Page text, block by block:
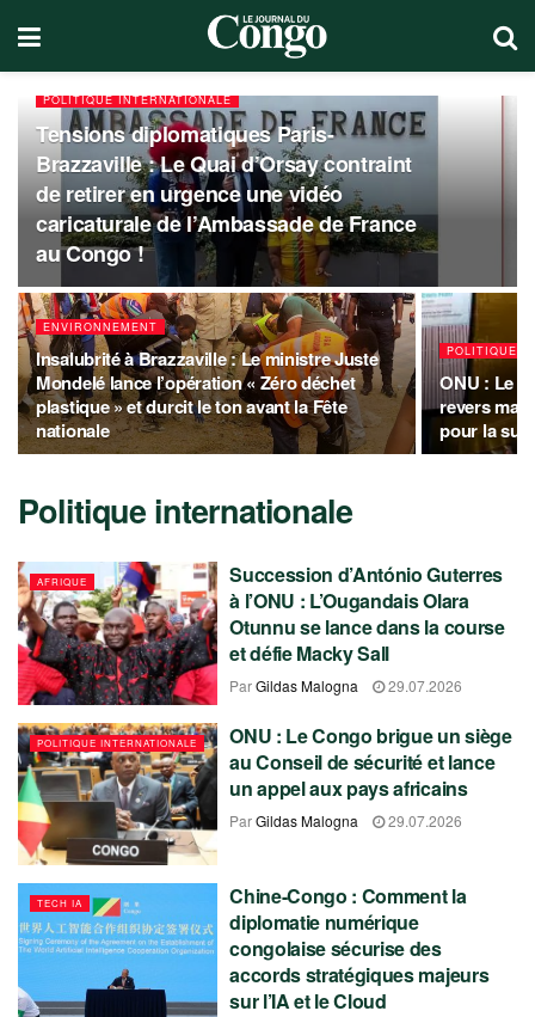
POLITIQUE INTERNATIONALE
Tensions diplomatiques Paris-
Brazzaville : Le Quai d’Orsay contraint
de retirer en urgence une vidéo
caricaturale de l’Ambassade de France
au Congo !
ENVIRONNEMENT
Insalubrité à Brazzaville : Le ministre Juste
Mondelé lance l’opération « Zéro déchet
plastique » et durcit le ton avant la Fête
nationale
POLITIQUE
ONU : Le
revers
pour la
Politique internationale
AFRIQUE
Succession d’António Guterres
à l’ONU : L’Ougandais Olara
Otunnu se lance dans la course
et défie Macky Sall
ParGildas Malogna 29.07.2026
POLITIQUE INTERNATIONALE
ONU : Le Congo brigue un siège
au Conseil de sécurité et lance
un appel aux pays africains
ParGildas Malogna 29.07.2026
TECH IA
Chine-Congo : Comment la
diplomatie numérique
congolaise sécurise des
accords stratégiques majeurs
sur l’IA et le Cloud